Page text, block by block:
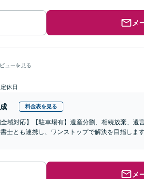
メ
ューを見る
休日
料金表を見る
全域対応】【駐車場有】遺産分割、相続放棄、遺
士とも連携し、ワンストップで解決を目指しま
メ